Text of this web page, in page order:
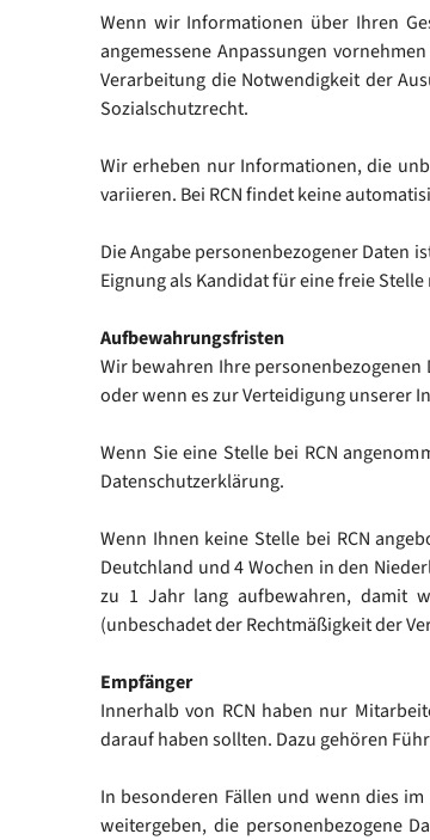
Wenn wir Informationen über Ihren
angemessene Anpassungen
Verarbeitung die Notwendigkeit der
Sozialschutzrecht.
Wir erheben nur Informationen, die
variieren. Bei RCN findet keine
Die Angabe personenbezogener Daten
Eignung als Kandidat für eine freie
Aufbewahrungsfristen
Wir bewahren Ihre
oder wenn es zur Verteidigung unserer
Wenn Sie eine Stelle bei RCN
Datenschutzerklärung.
Wenn Ihnen keine Stelle bei RCN
Deutchland und 4 Wochen in den
zu 1 Jahr lang aufbewahren, damit
(unbeschadet der Rechtmäßigkeit der
Empfänger
Innerhalb von RCN haben nur
darauf haben sollten. Dazu gehören
In besonderen Fällen und wenn dies
weitergeben, die personenbezogene